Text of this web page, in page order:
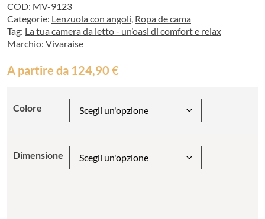
COD: MV-9123
Categorie: Lenzuola con angoli, Ropa de cama
Tag: La tua camera da letto - un’oasi di comfort e relax
Marchio: Vivaraise
A partire da 124,90 €
Colore
Dimensione